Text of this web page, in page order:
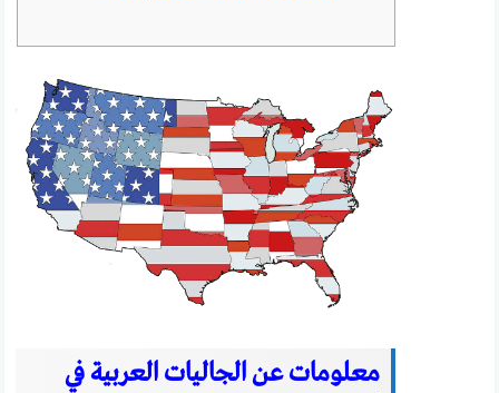
معلومات عن الجاليات العربية في